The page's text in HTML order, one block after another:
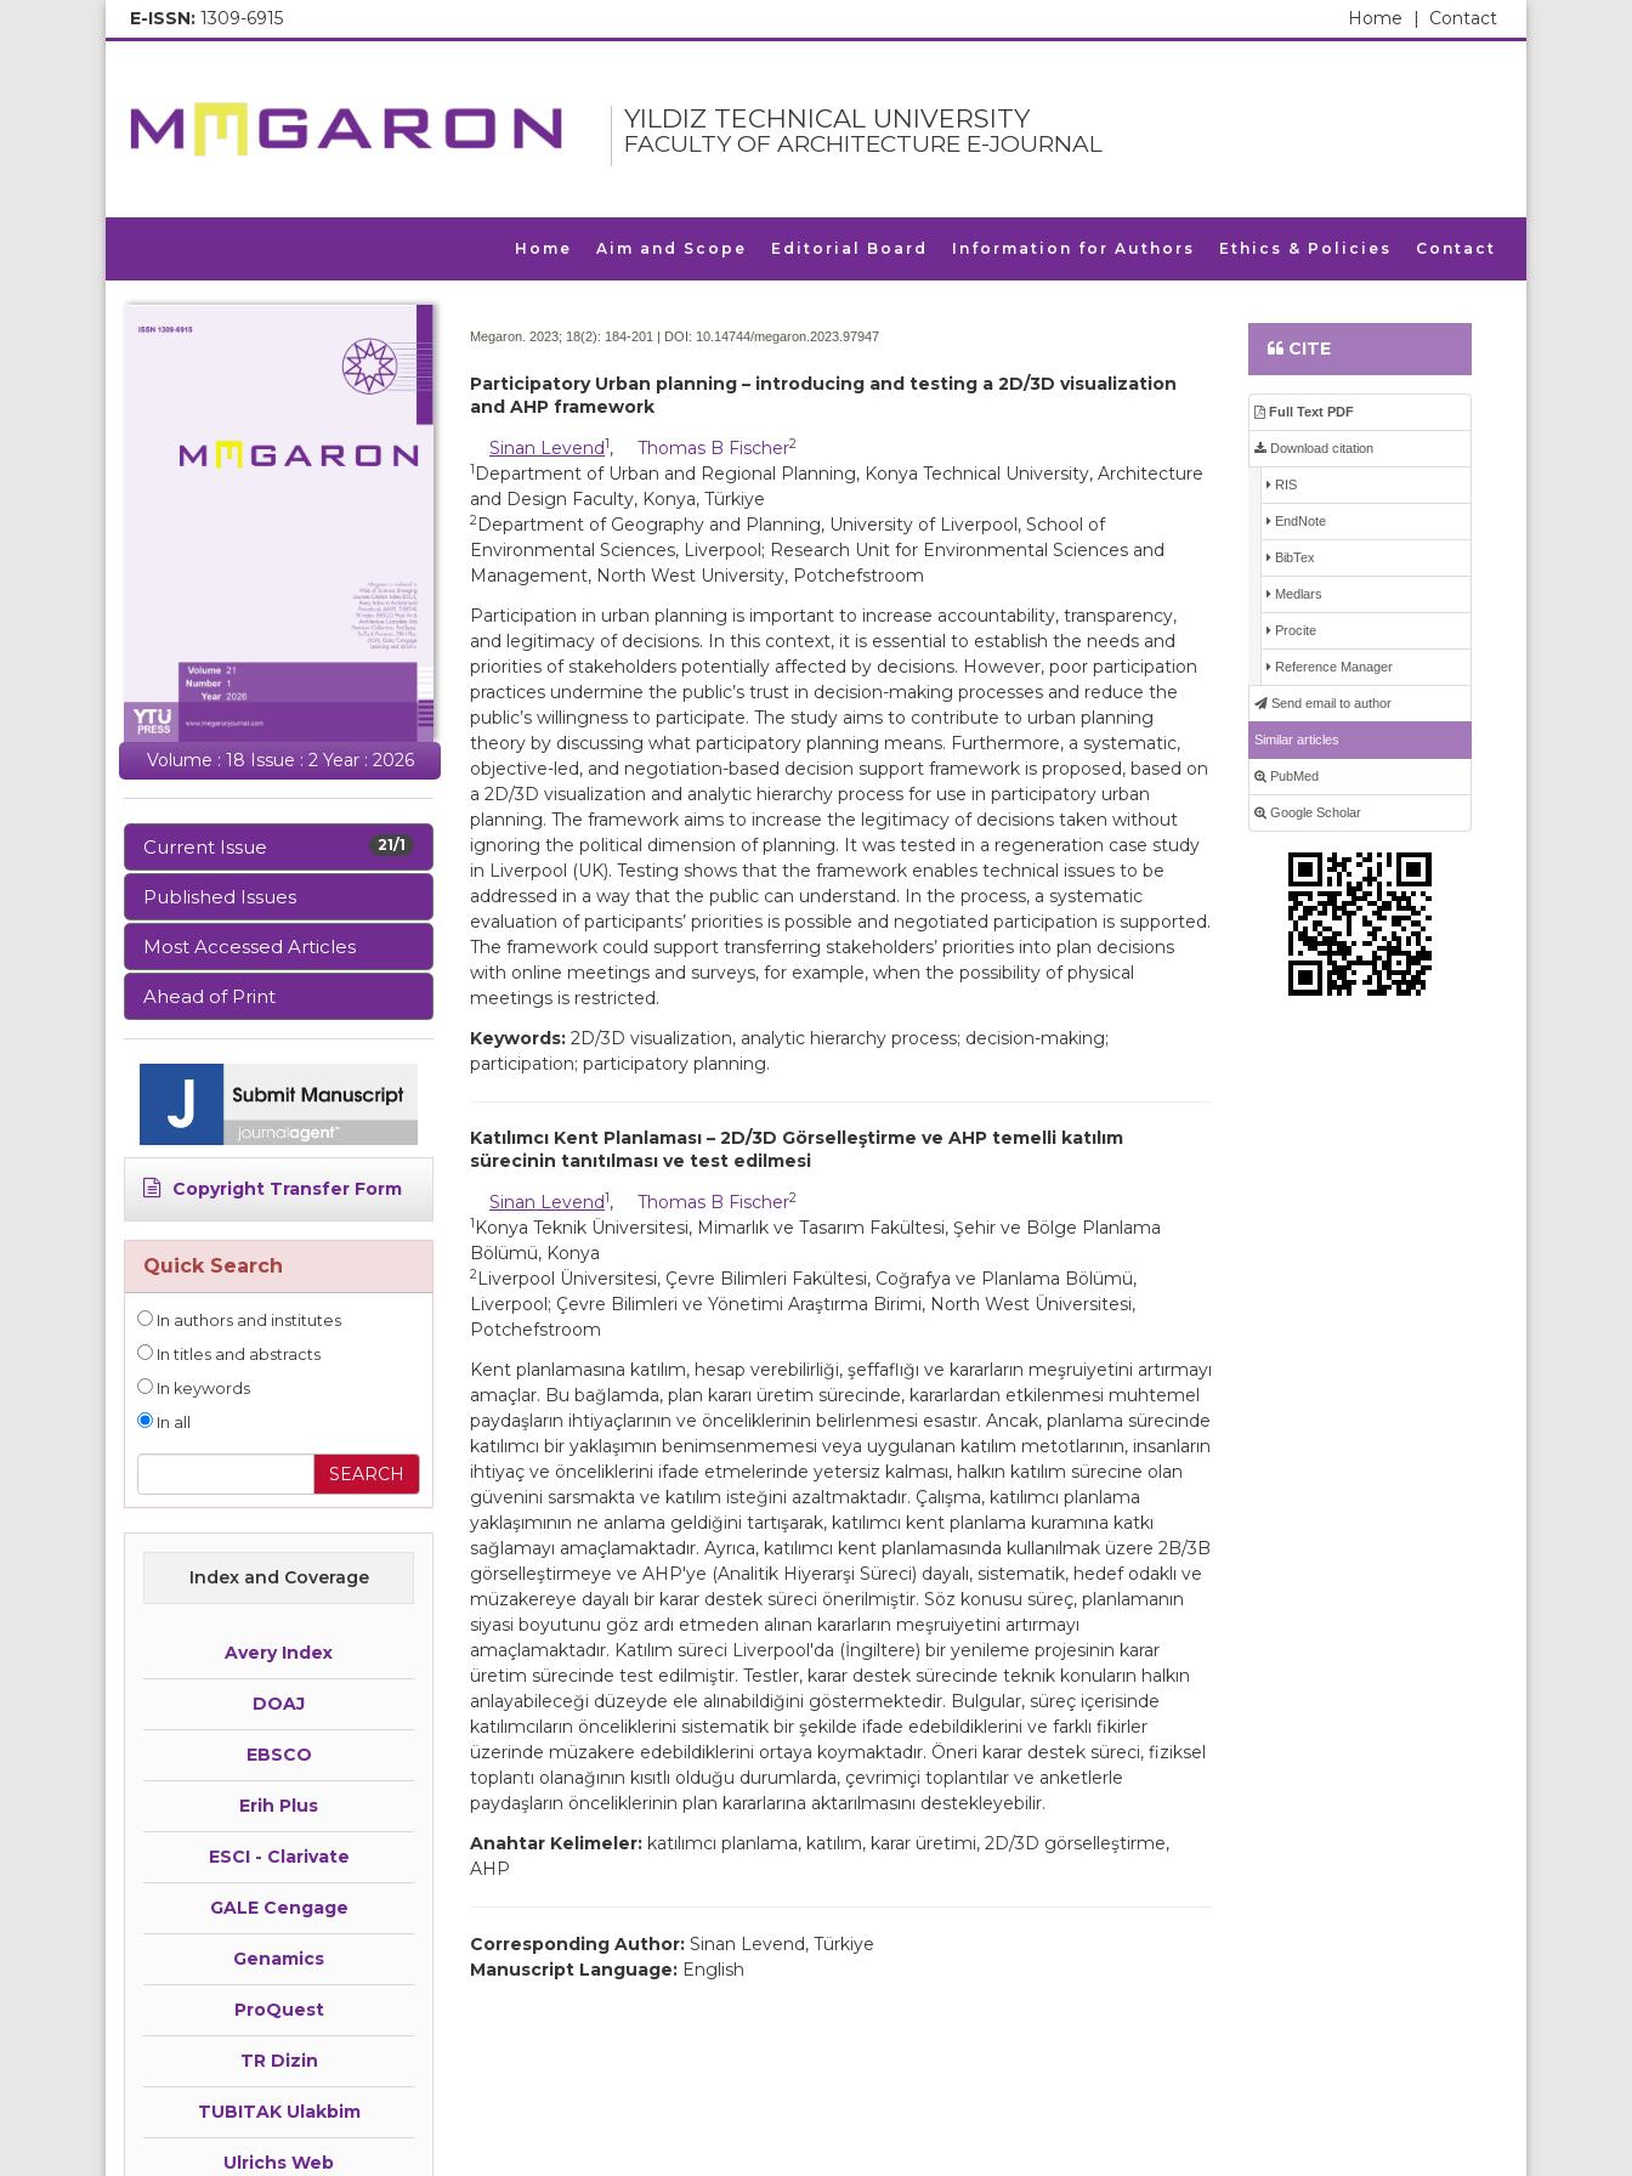
E-ISSN: 1309-6915 Contact
Home |
YILDIZ TECHNICAL UNIVERSITY
FACULTY OF ARCHITECTURE E-JOURNAL
Home Aim and Scope Editorial Board Information for Authors Ethics & Policies Contact
Volume : 18 Issue : 2 Year : 2026
21/1
Current Issue
Published Issues
Most Accessed Articles
Ahead of Print
Copyright Transfer Form
Quick Search
In authors and institutes
In titles and abstracts
In keywords
In all
Index and Coverage
Avery Index
DOAJ
EBSCO
Erih Plus
ESCI - Clarivate
GALE Cengage
Genamics
ProQuest
TR Dizin
TUBITAK Ulakbim
Ulrichs Web
Megaron. 2023; 18(2): 184-201 | DOI: 10.14744/megaron.2023.97947
Participatory Urban planning – introducing and testing a 2D/3D visualization
and AHP framework
Sinan Levend1, Thomas B Fischer2
1 Department of Urban and Regional Planning, Konya Technical University, Architecture
and Design Faculty, Konya, Türkiye
2 Department of Geography and Planning, University of Liverpool, School of
Environmental Sciences, Liverpool; Research Unit for Environmental Sciences and
Management, North West University, Potchefstroom
Participation in urban planning is important to increase accountability, transparency,
and legitimacy of decisions. In this context, it is essential to establish the needs and
priorities of stakeholders potentially affected by decisions. However, poor participation
practices undermine the public’s trust in decision-making processes and reduce the
public’s willingness to participate. The study aims to contribute to urban planning
theory by discussing what participatory planning means. Furthermore, a systematic,
objective-led, and negotiation-based decision support framework is proposed, based on
a 2D/3D visualization and analytic hierarchy process for use in participatory urban
planning. The framework aims to increase the legitimacy of decisions taken without
ignoring the political dimension of planning. It was tested in a regeneration case study
in Liverpool (UK). Testing shows that the framework enables technical issues to be
addressed in a way that the public can understand. In the process, a systematic
evaluation of participants’ priorities is possible and negotiated participation is supported.
The framework could support transferring stakeholders’ priorities into plan decisions
with online meetings and surveys, for example, when the possibility of physical
meetings is restricted.
Keywords: 2D/3D visualization, analytic hierarchy process; decision-making;
participation; participatory planning.
Katılımcı Kent Planlaması – 2D/3D Görselleştirme ve AHP temelli katılım
sürecinin tanıtılması ve test edilmesi
Sinan Levend1, Thomas B Fischer2
1 Konya Teknik Üniversitesi, Mimarlık ve Tasarım Fakültesi, Şehir ve Bölge Planlama
Bölümü, Konya
2Liverpool Üniversitesi, Çevre Bilimleri Fakültesi, Coğrafya ve Planlama Bölümü,
Liverpool; Çevre Bilimleri ve Yönetimi Araştırma Birimi, North West Üniversitesi,
Potchefstroom
Kent planlamasına katılım, hesap verebilirliği, şeffaflığı ve kararların meşruiyetini artırmayı
amaçlar. Bu bağlamda, plan kararı üretim sürecinde, kararlardan etkilenmesi muhtemel
paydaşların ihtiyaçlarının ve önceliklerinin belirlenmesi esastır. Ancak, planlama sürecinde
katılımcı bir yaklaşımın benimsenmemesi veya uygulanan katılım metotlarının, insanların
ihtiyaç ve önceliklerini ifade etmelerinde yetersiz kalması, halkın katılım sürecine olan
güvenini sarsmakta ve katılım isteğini azaltmaktadır. Çalışma, katılımcı planlama
yaklaşımının ne anlama geldiğini tartışarak, katılımcı kent planlama kuramına katkı
sağlamayı amaçlamaktadır. Ayrıca, katılımcı kent planlamasında kullanılmak üzere 2B/3B
görselleştirmeye ve AHP'ye (Analitik Hiyerarşi Süreci) dayalı, sistematik, hedef odaklı ve
müzakereye dayalı bir karar destek süreci önerilmiştir. Söz konusu süreç, planlamanın
siyasi boyutunu göz ardı etmeden alınan kararların meşruiyetini artırmayı
amaçlamaktadır. Katılım süreci Liverpool'da (İngiltere) bir yenileme projesinin karar
üretim sürecinde test edilmiştir. Testler, karar destek sürecinde teknik konuların halkın
anlayabileceği düzeyde ele alınabildiğini göstermektedir. Bulgular, süreç içerisinde
katılımcıların önceliklerini sistematik bir şekilde ifade edebildiklerini ve farklı fikirler
üzerinde müzakere edebildiklerini ortaya koymaktadır. Öneri karar destek süreci, fiziksel
toplantı olanağının kısıtlı olduğu durumlarda, çevrimiçi toplantılar ve anketlerle
paydaşların önceliklerinin plan kararlarına aktarılmasını destekleyebilir.
Anahtar Kelimeler: katılımcı planlama, katılım, karar üretimi, 2D/3D görselleştirme,
AHP
Corresponding Author: Sinan Levend, Türkiye
Manuscript Language: English
CITE
Full Text PDF
Download citation
RIS
EndNote
BibTex
Medlars
Procite
Reference Manager
Send email to author
Similar articles
PubMed
Google Scholar